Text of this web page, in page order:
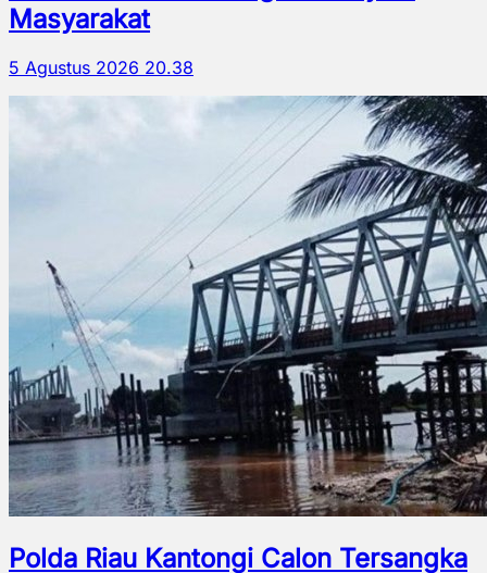
Masyarakat
5 Agustus 2026 20.38
Polda Riau Kantongi Calon Tersangka